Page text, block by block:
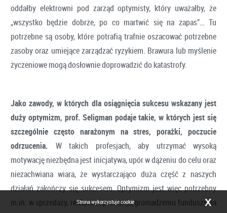
oddałby elektrowni pod zarząd optymisty, który uważałby, że
„wszystko będzie dobrze, po co martwić się na zapas”… Tu
potrzebne są osoby, które potrafią trafnie oszacować potrzebne
zasoby oraz umiejące zarządzać ryzykiem. Brawura lub myślenie
życzeniowe mogą dosłownie doprowadzić do katastrofy.
Jako zawody, w których dla osiągnięcia sukcesu wskazany jest
duży optymizm, prof. Seligman podaje takie, w których jest się
szczególnie często narażonym na stres, porażki, poczucie
odrzucenia. W takich profesjach, aby utrzymać wysoką
motywację niezbędna jest inicjatywa, upór w dążeniu do celu oraz
niezachwiana wiara, że wystarczająco duża część z naszych
działań zakończy się sukcesem. Optymizm jest więc potrzebny
m.in. w sprzedaży, reklamie i promocji, gromadzeniu funduszy na
Strona wykorzystuje cookie X